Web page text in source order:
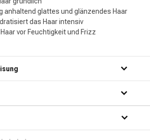
anhaltend glattes und glänzendes Haar
das Haar intensiv
vor Feuchtigkeit und Frizz
kleine Menge Shampoo auf deine
das Shampoo sanft in dein Haar und
Shampoo gründlich mit warmem